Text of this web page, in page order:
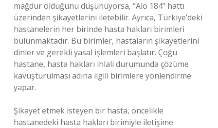
mağdur olduğunu düşünüyorsa, “Alo 184” hattı
üzerinden şikayetlerini iletebilir. Ayrıca, Türkiye’deki
hastanelerin her birinde hasta hakları birimleri
bulunmaktadır. Bu birimler, hastaların şikayetlerini
dinler ve gerekli yasal işlemleri başlatır. Çoğu
hastane, hasta hakları ihlali durumunda çözüme
kavuşturulması adına ilgili birimlere yönlendirme
yapar.
Şikayet etmek isteyen bir hasta, öncelikle
hastanedeki hasta hakları birimiyle iletişime